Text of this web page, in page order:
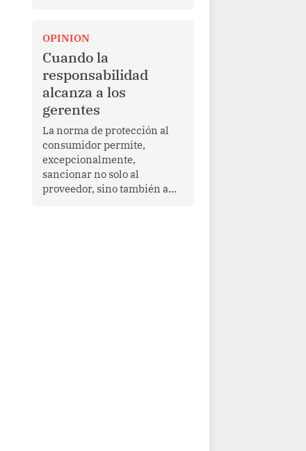
Más allá de su dimensión
religiosa, esta gira
representa una oportunidad
para reafirmar el valor del
diálogo, fortalecer los
vínculos entre los pueblos y
proyectar una imagen de
cooperación en una región
que enfrenta desafíos en
materia de desarrollo,
cohesión social y
gobernabilidad.
OPINION
Cuando la
responsabilidad
alcanza a los
gerentes
La norma de protección al
consumidor permite,
excepcionalmente,
sancionar no solo al
proveedor, sino también a